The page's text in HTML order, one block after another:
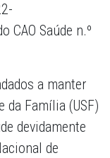
CAO Saúde n.º
a manter
da Família (USF)
devidamente
de